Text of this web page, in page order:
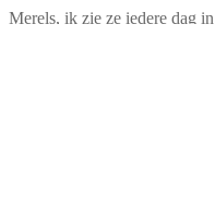
Merels, ik zie ze iedere dag